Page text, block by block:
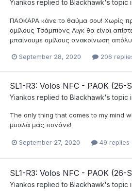
Yiankos replied to Blackhawk's topic
ΠΑΟΚΑΡΑ κάνε το θαύμα σου! Χωρίς
ομίλους Τσάμπιονς Λιγκ θα είναι
μπαίνουμε ομίλους ανακοίνωση
September 28, 2020 206
SL1-R3: Volos NFC - PAOK (26-
Yiankos replied to Blackhawk's topic
The only thing that comes to my mind
μυαλά μας πονάνε!
September 27, 2020 49 replies
SL1-R3: Volos NFC - PAOK (26-
Yiankos replied to Blackhawk's topic